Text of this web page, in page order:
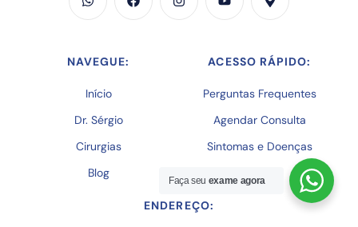
NAVEGUE:
Início
Dr. Sérgio
Cirurgias
Blog
ACESSO RÁPIDO:
Perguntas Frequentes
Agendar Consulta
Sintomas e Doenças
ENDEREÇO:
Agendar Consulta!
Faça seu exame agora